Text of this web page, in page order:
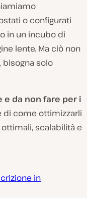
o configurati
in un incubo di
lente. Ma ciò non
bisogna solo
e da non fare per i
di come ottimizzarli
scalabilità e
in